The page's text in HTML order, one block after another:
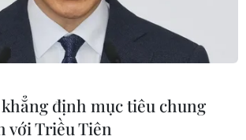
định mục tiêu chung
với Triều Tiên